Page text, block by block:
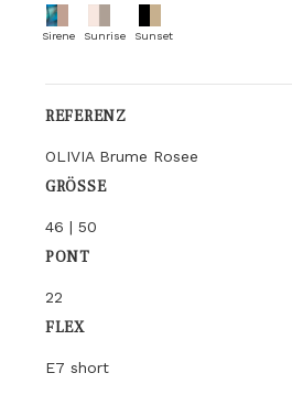
Sirene Sunrise Sunset
REFERENZ
OLIVIA Brume Rosee
GRÖSSE
46 | 50
PONT
22
FLEX
E7 short